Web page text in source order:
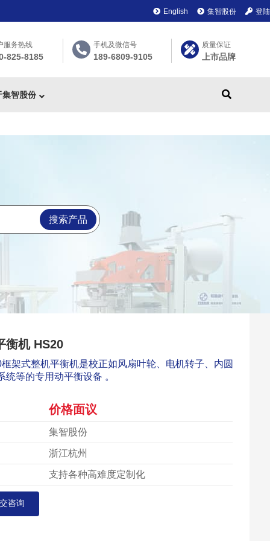
English 集智股份 登陆
服务热线
825-8185
手机及微信号
189-6809-9105
质量保证
上市品牌
集智股份
搜索产品
衡机 HS20
架式整机平衡机是校正如风扇叶轮、电机转子、内圆
统等的专用动平衡设备 。
价格面议
集智股份
浙江杭州
支持各种高难度定制化
咨询